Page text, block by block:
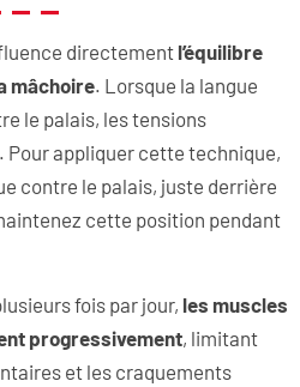
directement l’équilibre
mâchoire. Lorsque la langue
le palais, les tensions
appliquer cette technique,
contre le palais, juste derrière
cette position pendant
fois par jour, les muscles
progressivement, limitant
et les craquements